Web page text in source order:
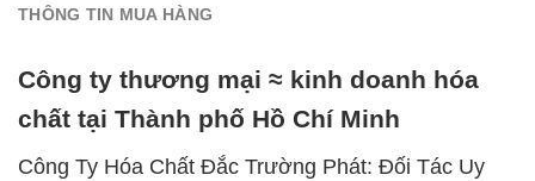
THÔNG TIN MUA HÀNG
Công ty thương mại ≈ kinh doanh hóa
chất tại Thành phố Hồ Chí Minh
Công Ty Hóa Chất Đắc Trường Phát: Đối Tác Uy